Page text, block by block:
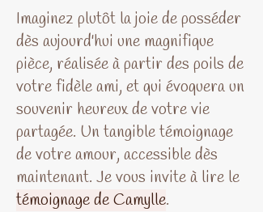
Imaginez plutôt la joie de posséder
dès aujourd'hui une magnifique
pièce, réalisée à partir des poils de
votre fidèle ami, et qui évoquera un
souvenir heureux de votre vie
partagée. Un tangible témoignage
de votre amour, accessible dès
maintenant. Je vous invite à lire le
témoignage de Camylle.